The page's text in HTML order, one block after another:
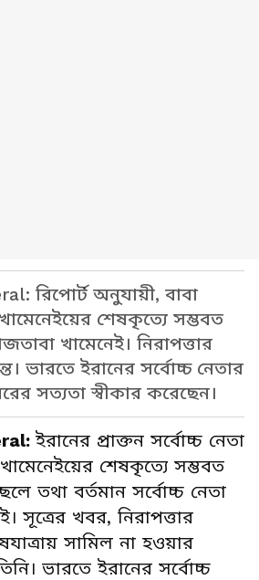
রিপোর্ট অনুযায়ী, বাবা
শেষকৃত্যে সম্ভবত
খামেনেই। নিরাপত্তার
ভারতে ইরানের সর্বোচ্চ নেতার
সত্যতা স্বীকার করেছেন।
ইরানের প্রাক্তন সর্বোচ্চ নেতা
শেষকৃত্যে সম্ভবত
তথা বর্তমান সর্বোচ্চ নেতা
সূত্রের খবর, নিরাপত্তার
সামিল না হওয়ার
ভারতে ইরানের সর্বোচ্চ